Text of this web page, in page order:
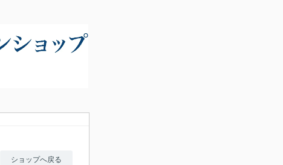
ショップへ戻る